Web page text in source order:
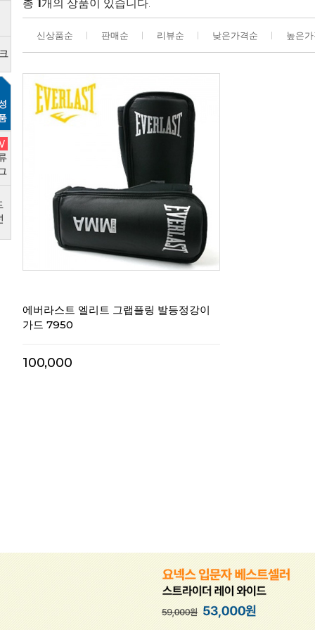
총 1 개의 상품이 있습니다.
신상품순 판매순 리뷰순 낮은가격순 높은
에버라스트 엘리트 그랩플링 발등정강이
가드 7950
100,000